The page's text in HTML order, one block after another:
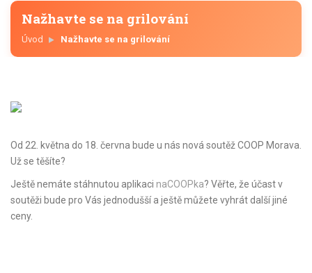
Nažhavte se na grilování
Úvod Nažhavte se na grilování
Od 22. května do 18. června bude u nás nová soutěž COOP Morava.
Už se těšíte?
Ještě nemáte stáhnutou aplikaci naCOOPka? Věřte, že účast v
soutěži bude pro Vás jednodušší a ještě můžete vyhrát další jiné
ceny.